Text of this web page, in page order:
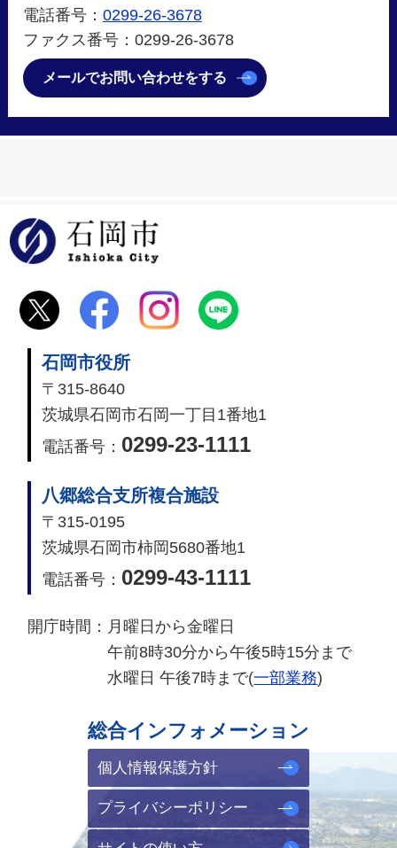
電話番号： 0299-26-3678
ファクス番号：0299-26-3678
メールでお問い合わせをする
石岡市役所
〒315-8640
茨城県石岡市石岡一丁目1番地1
電話番号： 0299-23-1111
八郷総合支所複合施設
〒315-0195
茨城県石岡市柿岡5680番地1
電話番号： 0299-43-1111
開庁時間： 月曜日から金曜日
午前8時30分から午後5時15分まで
水曜日 午後7時まで(一部業務)
総合インフォメーション
個人情報保護方針
プライバシーポリシー